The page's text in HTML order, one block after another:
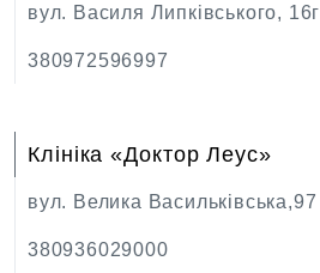
вул. Василя Липківського, 16г
380972596997
Клініка «Доктор Леус»
вул. Велика Васильківська,97
380936029000